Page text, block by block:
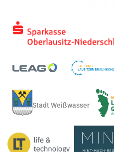
Stadt Weißwasser